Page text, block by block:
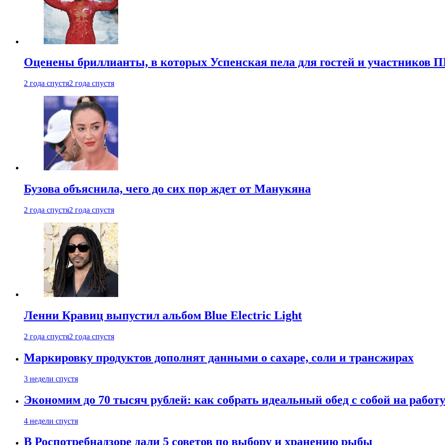
Оценены бриллианты, в которых Успенская пела для гостей и
2 года спустя2 года спустя
Бузова объяснила, чего до сих пор ждет от Манукяна
2 года спустя2 года спустя
Ленни Кравиц выпустил альбом Blue Electric Light
2 года спустя2 года спустя
Маркировку продуктов дополнят данными о сахаре, соли и трансжирах
3 недели спустя
Экономим до 70 тысяч рублей: как собрать идеальный обед с собой на работу
4 недели спустя
В Роспотребнадзоре дали 5 советов по выбору и хранению рыбы